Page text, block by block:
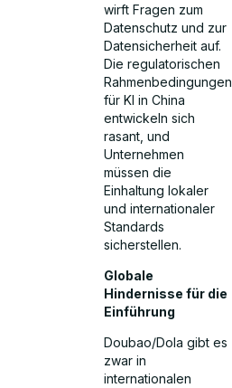
wirft Fragen zum
Datenschutz und zur
Datensicherheit auf.
Die regulatorischen
Rahmenbedingungen
für KI in China
entwickeln sich
rasant, und
Unternehmen
müssen die
Einhaltung lokaler
und internationaler
Standards
sicherstellen.
Globale
Hindernisse für die
Einführung
Doubao/Dola gibt es
zwar in
internationalen